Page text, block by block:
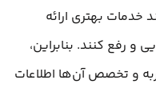
خدمات بهتری ارائه
رفع کنند. بنابراین،
و تخصص آن‌ها اطلاعات